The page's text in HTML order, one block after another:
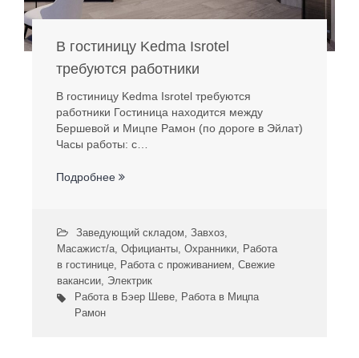
В гостиницу Kedma Isrotel
требуются работники
В гостиницу Kedma Isrotel требуются
работники Гостиница находится между
Бершевой и Мицпе Рамон (по дороге в Эйлат)
Часы работы: с…
Подробнее
Заведующий складом Завхоз,
Масажист/а, Официанты, Охранники, Работа
в гостинице, Работа с проживанием Свежие
вакансии, Электрик
Работа в Бэер Шеве, Работа в Мицпа
Рамон